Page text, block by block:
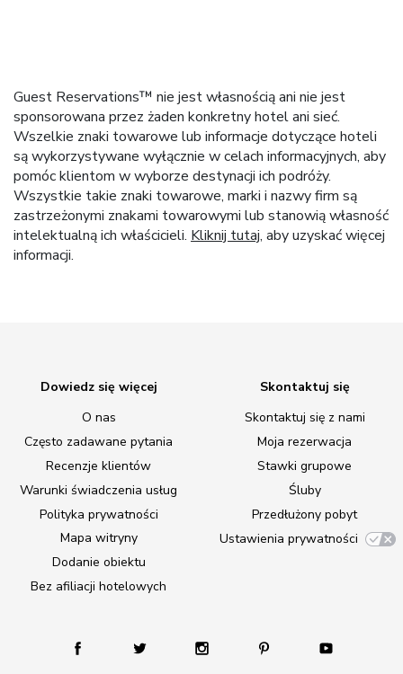
Guest Reservations™ nie jest własnością ani nie jest
sponsorowana przez żaden konkretny hotel ani sieć.
Wszelkie znaki towarowe lub informacje dotyczące hoteli
są wykorzystywane wyłącznie w celach informacyjnych, aby
pomóc klientom w wyborze destynacji ich podróży.
Wszystkie takie znaki towarowe, marki i nazwy firm są
zastrzeżonymi znakami towarowymi lub stanowią własność
intelektualną ich właścicieli. Kliknij tutaj, aby uzyskać więcej
informacji.
Dowiedz się więcej
O nas
Często zadawane pytania
Recenzje klientów
Warunki świadczenia usług
Polityka prywatności
Mapa witryny
Dodanie obiektu
Bez afiliacji hotelowych
Skontaktuj się
Skontaktuj się z nami
Moja rezerwacja
Stawki grupowe
Śluby
Przedłużony pobyt
Ustawienia prywatności